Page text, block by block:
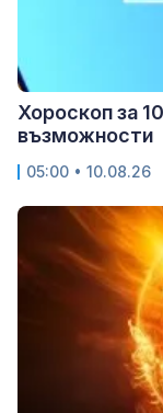
Хороскоп за
възможности
05:00 • 10.08.26